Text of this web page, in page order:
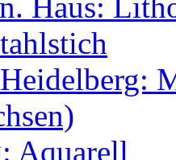
Haus:
Aquarell